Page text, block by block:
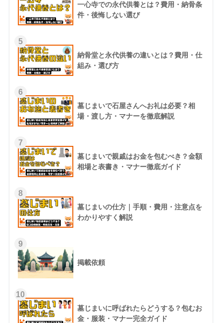
一心寺での永代供養とは？費用・納骨条
件・後悔しない選び
5
納骨堂と永代供養の違いとは？費用・仕
組み・選び方
6
墓じまいで石屋さんへお礼は必要？相
場・渡し方・マナーを徹底解説
7
墓じまいで親戚はお金を包むべき？金額
相場と表書き・マナー徹底ガイド
8
墓じまいの仕方｜手順・費用・注意点を
わかりやすく解説
9
掲載依頼
10
墓じまいに呼ばれたらどうする？包むお
金・服装・マナー完全ガイド